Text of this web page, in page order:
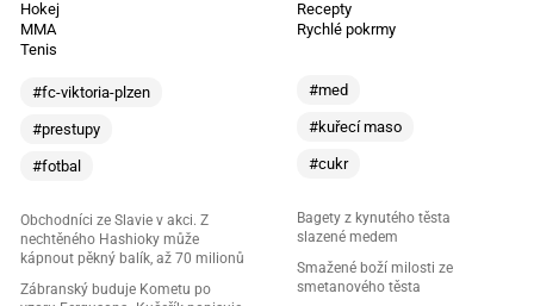
Hokej
MMA
Tenis
#fc-viktoria-plzen
#prestupy
#fotbal
Obchodníci ze Slavie v akci. Z
nechtěného Hashioky může
kápnout pěkný balík, až 70 milionů
Zábranský buduje Kometu po
Recepty
Rychlé pokrmy
#med
#kuřecí maso
#cukr
Bagety z kynutého těsta
slazené medem
Smažené boží milosti ze
smetanového těsta